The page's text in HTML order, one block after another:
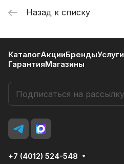
Назад к списку
КаталогАкцииБрендыУслуги
ГарантияМагазины
+7 (4012) 524-548